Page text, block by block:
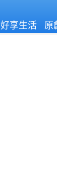
好享生活 原